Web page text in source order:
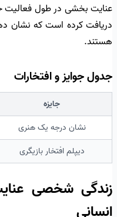
عنایت بخشی در طول فعالیت
دریافت کرده است که نشان
هستند.
جدول جوایز و افتخارات
جایزه
نشان درجه یک هنری
دیپلم افتخار بازیگری
زندگی شخصی
انسانی